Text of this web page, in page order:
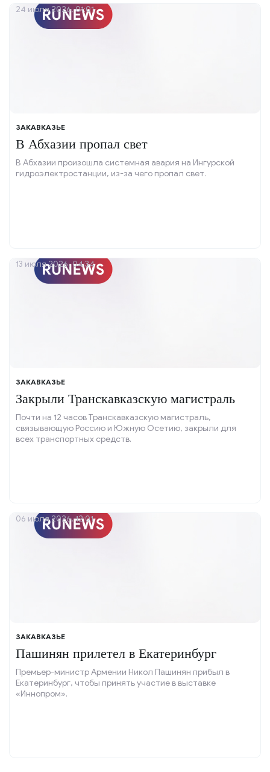
ЗАКАВКАЗЬЕ
В Абхазии пропал свет
В Абхазии произошла системная авария на Ингурской
гидроэлектростанции, из-за чего пропал свет.
24 июля 2026, 01:01
ЗАКАВКАЗЬЕ
Закрыли Транскавказскую магистраль
Почти на 12 часов Транскавказскую магистраль,
связывающую Россию и Южную Осетию, закрыли для
всех транспортных средств.
13 июля 2026, 04:34
ЗАКАВКАЗЬЕ
Пашинян прилетел в Екатеринбург
Премьер-министр Армении Никол Пашинян прибыл в
Екатеринбург, чтобы принять участие в выставке
«Иннопром».
06 июля 2026, 12:01